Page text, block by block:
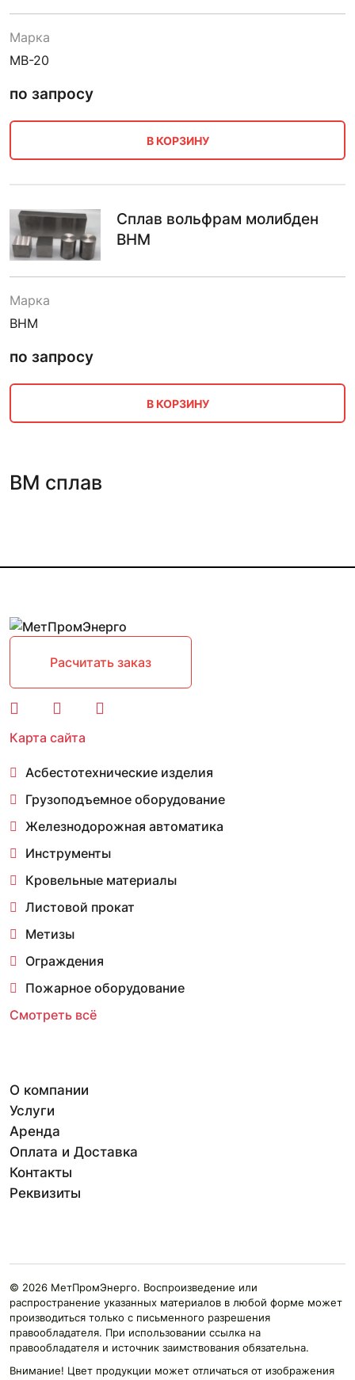
Марка
МВ-20
по запросу
В КОРЗИНУ
Сплав вольфрам молибден
ВНМ
Марка
ВНМ
по запросу
В КОРЗИНУ
ВМ сплав
Расчитать заказ
Карта сайта
Асбестотехнические изделия
Грузоподъемное оборудование
Железнодорожная автоматика
Инструменты
Кровельные материалы
Листовой прокат
Метизы
Ограждения
Пожарное оборудование
Смотреть всё
О компании
Услуги
Аренда
Оплата и Доставка
Контакты
Реквизиты
© 2026 МетПромЭнерго. Воспроизведение или
распространение указанных материалов в любой форме может
производиться только с письменного разрешения
правообладателя. При использовании ссылка на
правообладателя и источник заимствования обязательна.
Внимание! Цвет продукции может отличаться от изображения